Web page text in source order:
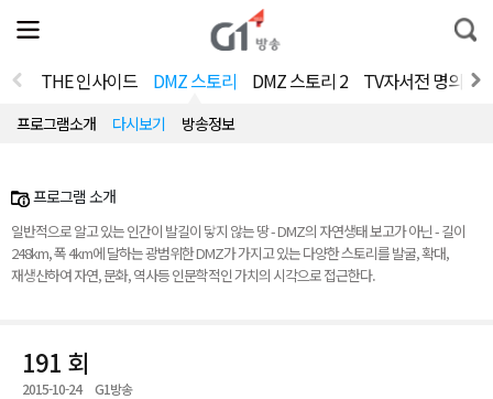
전
체
뉴
열
통
합
색
THE 인사이드 DMZ 스토리 DMZ 스토리 2 TV자서전 명의
프로그램소개 다시보기 방송정보
프로그램 소개
일반적으로 알고 있는 인간이 발길이 닿지 않는 땅 - DMZ의 자연생태 보고가 아닌 - 길이
248km, 폭 4km에 달하는 광범위한 DMZ가 가지고 있는 다양한 스토리를 발굴, 확대,
재생산하여 자연, 문화, 역사등 인문학적인 가치의 시각으로 접근한다.
191 회
2015-10-24 G1방송